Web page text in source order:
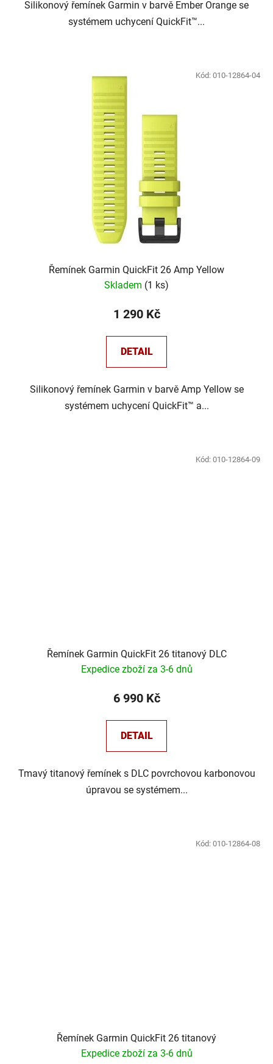
Silikonový řemínek Garmin v barvě Ember Orange se
systémem uchycení QuickFit™...
Řemínek Garmin QuickFit 26 Amp Yellow
Skladem (1 ks)
1 290 Kč
DETAIL
Silikonový řemínek Garmin v barvě Amp Yellow se
systémem uchycení QuickFit™ a...
Kód: 010-12864-04
Řemínek Garmin QuickFit 26 titanový DLC
Expedice zboží za 3-6 dnů
6 990 Kč
DETAIL
Tmavý titanový řemínek s DLC povrchovou karbonovou
úpravou se systémem...
Kód: 010-12864-09
Řemínek Garmin QuickFit 26 titanový
Expedice zboží za 3-6 dnů
Kód: 010-12864-08